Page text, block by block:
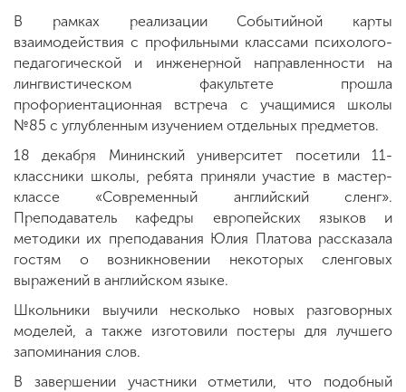
В рамках реализации Событийной карты
взаимодействия с профильными классами психолого-
педагогической и инженерной направленности на
лингвистическом факультете прошла
профориентационная встреча с учащимися школы
№85 с углубленным изучением отдельных предметов.
18 декабря Мининский университет посетили 11-
классники школы, ребята приняли участие в мастер-
классе «Современный английский сленг».
Преподаватель кафедры европейских языков и
методики их преподавания Юлия Платова рассказала
гостям о возникновении некоторых сленговых
выражений в английском языке.
Школьники выучили несколько новых разговорных
моделей, а также изготовили постеры для лучшего
запоминания слов.
В завершении участники отметили, что подобный